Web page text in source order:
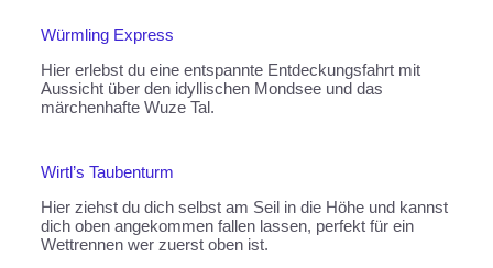
Würmling Express
Hier erlebst du eine entspannte Entdeckungsfahrt mit
Aussicht über den idyllischen Mondsee und das
märchenhafte Wuze Tal.
Wirtl’s Taubenturm
Hier ziehst du dich selbst am Seil in die Höhe und kannst
dich oben angekommen fallen lassen, perfekt für ein
Wettrennen wer zuerst oben ist.